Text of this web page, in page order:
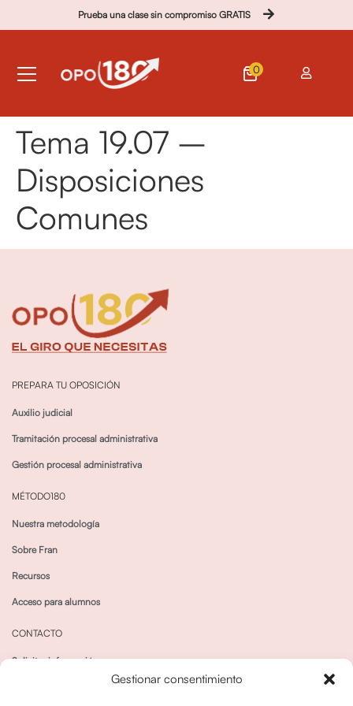
Gestionar consentimiento
Prueba una clase sin compromiso GRATIS
0
Tema 19.07 –
Disposiciones
Comunes
PREPARA TU OPOSICIÓN
Auxilio judicial
Tramitación procesal administrativa
Gestión procesal administrativa
MÉTODO180
Nuestra metodología
Sobre Fran
Recursos
Acceso para alumnos
CONTACTO
Solicitar información